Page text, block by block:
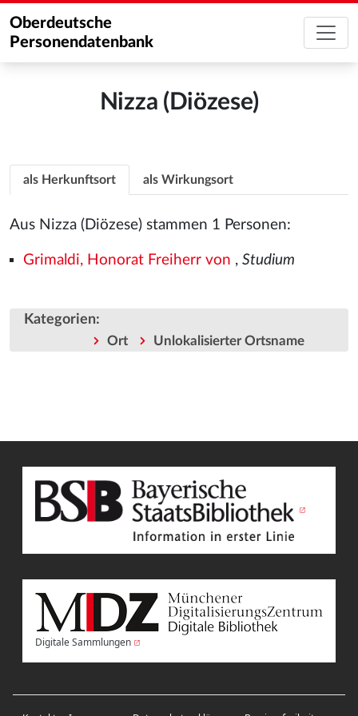
Oberdeutsche
Personendatenbank
Nizza (Diözese)
als Herkunftsort als Wirkungsort
Aus Nizza (Diözese) stammen 1 Personen:
Grimaldi, Honorat Freiherr von , Studium
Kategorien:
Ort Unlokalisierter Ortsname
Digitale Sammlungen